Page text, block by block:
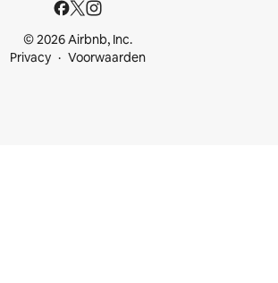
© 2026 Airbnb, Inc.
Privacy
Voorwaarden